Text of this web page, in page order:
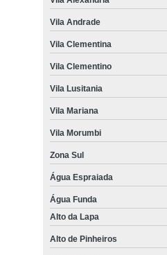
Vila Andrade
Vila Clementina
Vila Clementino
Vila Lusitania
Vila Mariana
Vila Morumbi
Zona Sul
Água Espraiada
Água Funda
Alto da Lapa
Alto de Pinheiros